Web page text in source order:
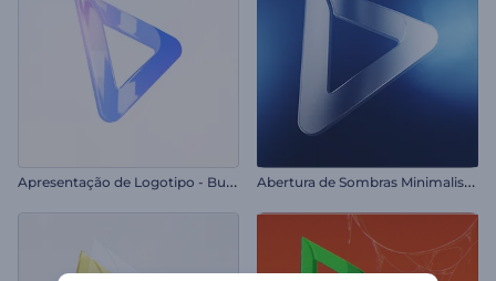
A
presentação de Logotipo - Business Minimalista A
bertura de Sombras Minimalistas